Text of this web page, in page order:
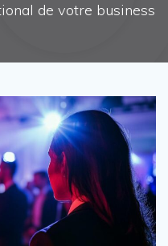
de votre business